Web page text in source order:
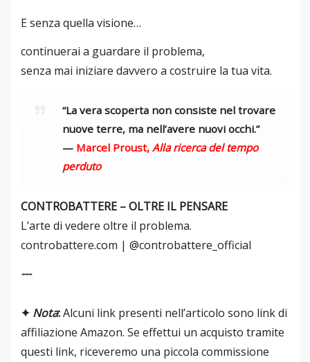
E senza quella visione…
continuerai a guardare il problema,
senza mai iniziare davvero a costruire la tua vita.
“La vera scoperta non consiste nel trovare
nuove terre, ma nell’avere nuovi occhi.”
— Marcel Proust, Alla ricerca del tempo
perduto
CONTROBATTERE – OLTRE IL PENSARE
L’arte di vedere oltre il problema.
controbattere.com | @controbattere_official
---
✦ Nota:Alcuni link presenti nell’articolo sono link di
affiliazione Amazon. Se effettui un acquisto tramite
questi link, riceveremo una piccola commissione